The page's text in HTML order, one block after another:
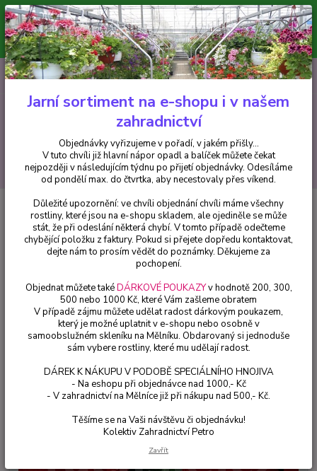
Minimální hodnota pro odeslání z e-shopu je 300 Kč.
V tuto chvíli již hlavní nápor objednávek opadl a balíček můžete čekat
nejpozději v následujícím týdnu po přijetí objednávky. Objednávky
vyřizujeme v pořadí, v jakém přišly...
CZK
Hledat
+420 602 223 614 0ks
za0 Kč
Balkónové rostliny
Impantiens Walleriana Balzamína,
Netykavka červená plnokvětá - 1 ks
Impantiens Walleriana
Balzamína, Netykavka červená
plnokvětá - 1 ks
Jarní sortiment na e-shopu i v našem
zahradnictví
Objednávky vyřizujeme v pořadí, v jakém přišly...
V tuto chvíli již hlavní nápor opadl a balíček můžete čekat
nejpozději v následujícím týdnu po přijetí objednávky. Odesíláme
od pondělí max. do čtvrtka, aby necestovaly přes víkend.
Důležité upozornění: ve chvíli objednání chvíli máme všechny
rostliny, které jsou na e-shopu skladem, ale ojediněle se může
stát, že při odeslání některá chybí. V tomto případě odečteme
chybějící položku z faktury. Pokud si přejete dopředu kontaktovat,
dejte nám to prosím vědět do poznámky. Děkujeme za
pochopení.
Objednat můžete takéDÁRKOVÉ POUKAZYv hodnotě 200, 300,
500 nebo 1000 Kč, které Vám zašleme obratem
V případě zájmu můžete udělat radost dárkovým poukazem,
který je možné uplatnit v e-shopu nebo osobně v
samoobslužném skleníku na Mělníku. Obdarovaný si jednoduše
sám vybere rostliny, které mu udělají radost.
DÁREK K NÁKUPU V PODOBĚ SPECIÁLNÍHO HNOJIVA
- Na eshopu při objednávce nad 1000,- Kč
- V zahradnictví na Mělníce již při nákupu nad 500,- Kč.
Těšíme se na Vaši návštěvu či objednávku!
Kolektiv Zahradnictví Petro
Zavřít